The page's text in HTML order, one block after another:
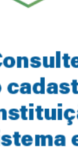
Primeiro
27.02.2026